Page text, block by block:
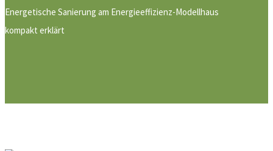
Energetische Sanierung am Energieeffizienz-Modellhaus
kompakt erklärt